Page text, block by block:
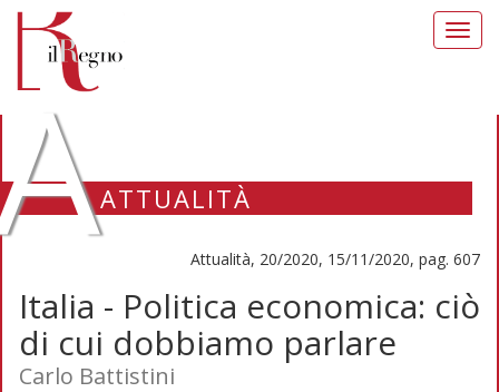
ATTUALITÀ
Attualità, 20/2020, 15/11/2020, pag. 607
Italia - Politica economica: ciò
di cui dobbiamo parlare
Carlo Battistini